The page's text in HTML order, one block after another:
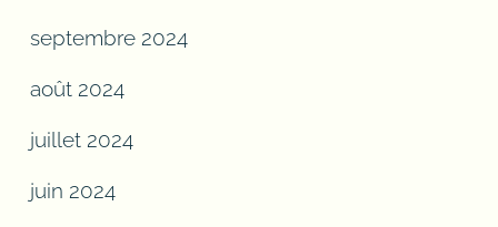
septembre 2024
août 2024
juillet 2024
juin 2024